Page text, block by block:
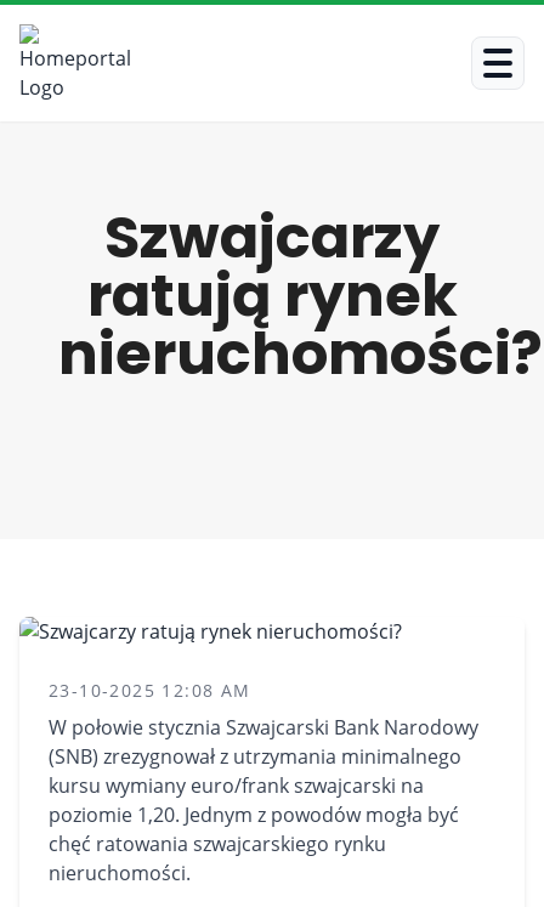
Szwajcarzy
ratują rynek
nieruchomości?
23-10-2025 12:08 AM
W połowie stycznia Szwajcarski Bank Narodowy
(SNB) zrezygnował z utrzymania minimalnego
kursu wymiany euro/frank szwajcarski na
poziomie 1,20. Jednym z powodów mogła być
chęć ratowania szwajcarskiego rynku
nieruchomości.